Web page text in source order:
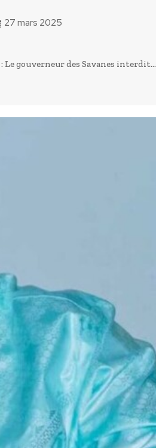
27 mars 2025
gouverneur des Savanes interdit...